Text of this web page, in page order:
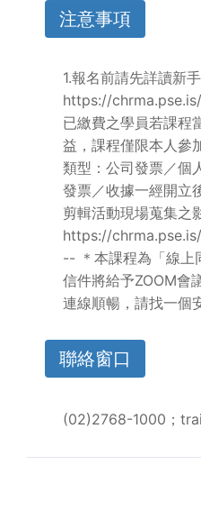
注意事項
1.報名前請先詳讀新
https://
已繳費之學員若課程
益，課程僅限本人參
類型：公司發票／個
發票／收據一經開立
剪輯活動現場蒐集之
https://
-- ＊本課程為「線上
信件將給予ZOOM會
連線順暢，請找一個
聯絡窗口
(02)2768-1000；